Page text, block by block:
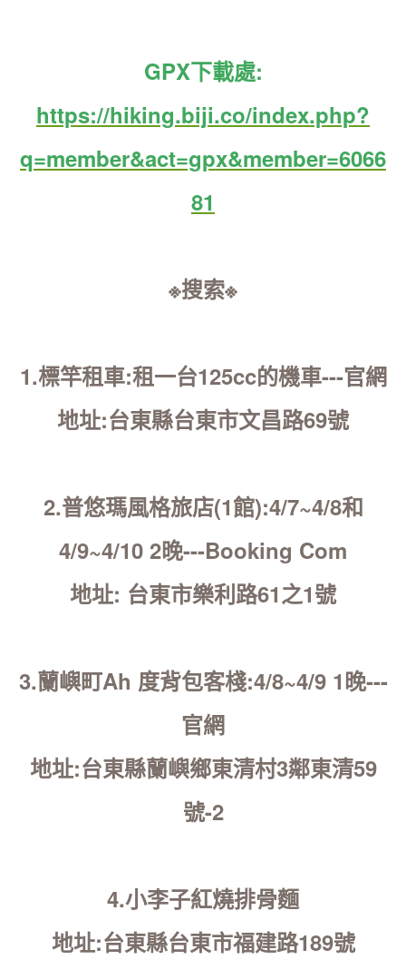
GPX下載處:
https://hiking.biji.co/index.php?
q=member&act=gpx&member=6066
81
※搜索※
1.標竿租車:租一台125cc的機車---官網
地址:台東縣台東市文昌路69號
2.普悠瑪風格旅店(1館):4/7~4/8和
4/9~4/10 2晚---Booking Com
地址: 台東市樂利路61之1號
3.蘭嶼町Ah 度背包客棧:4/8~4/9 1晚---
官網
地址:台東縣蘭嶼鄉東清村3鄰東清59
號-2
4.小李子紅燒排骨麵
地址:台東縣台東市福建路189號